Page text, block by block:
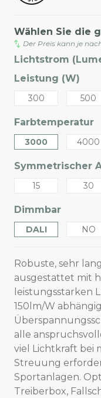
Wählen Sie die
Der Preis kann je
Lichtstrom
Leistung (W)
300 500
Farbtemperatur
3000 4000
Symmetrischer
15 30
Dimmbar
DALI NO
Robuste, sehr
ausgestattet mit
leistungsstarken
150lm/W
alle
viel Lichtkraft bei
Streuung
Sportanlagen.
Treiberbox,